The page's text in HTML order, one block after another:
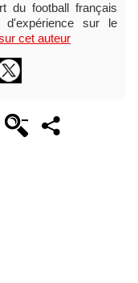
du football français
sur le
cet auteur